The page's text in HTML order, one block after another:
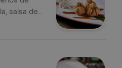
salsa de